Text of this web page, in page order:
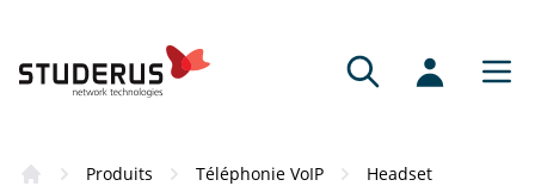
Produits Téléphonie VoIP Headset